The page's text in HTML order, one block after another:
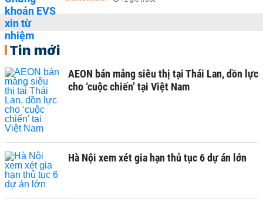
Tin mới
AEON bán mảng siêu thị tại Thái Lan, dồn lực
cho ‘cuộc chiến’ tại Việt Nam
Hà Nội xem xét gia hạn thủ tục 6 dự án lớn